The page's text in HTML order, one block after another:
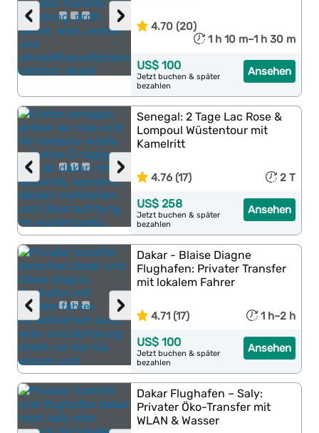
›
‹
4.70 (20)
1 h 10 m–1 h 30 m
Ansehen
US$ 100
Jetzt buchen & später
bezahlen
›
‹
Senegal: 2 Tage Lac Rose &
Lompoul Wüstentour mit
Kamelritt
4.76 (17) 2 T
Ansehen
US$ 258
Jetzt buchen & später
bezahlen
›
‹
Dakar - Blaise Diagne
Flughafen: Privater Transfer
mit lokalem Fahrer
4.71 (17) 1 h–2 h
Ansehen
US$ 100
Jetzt buchen & später
bezahlen
Dakar Flughafen – Saly:
Privater Öko-Transfer mit
WLAN & Wasser